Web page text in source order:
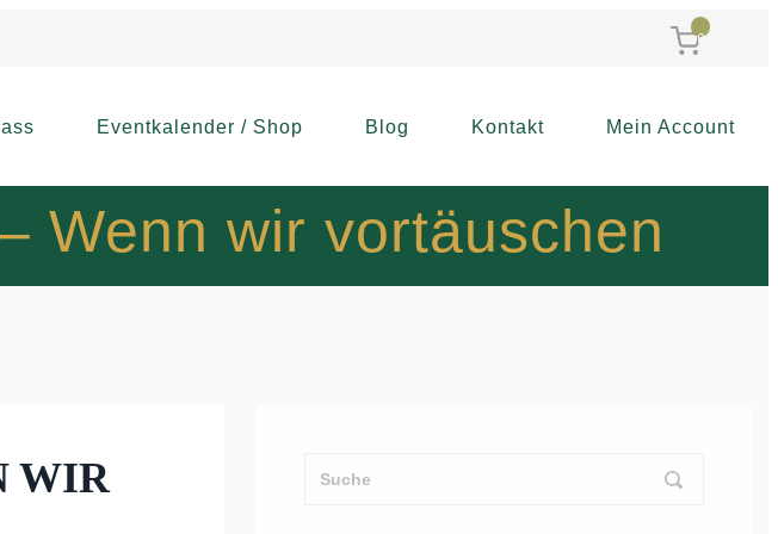
0
Eventkalender / Shop Blog Kontakt Mein Account
Wenn wir vortäuschen
WIR